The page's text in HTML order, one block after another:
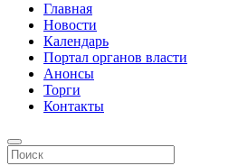
Главная
Новости
Календарь
Портал органов власти
Анонсы
Торги
Контакты